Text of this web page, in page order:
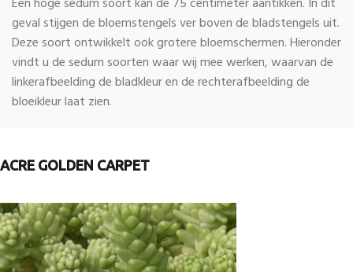
Een hoge sedum soort kan de 75 centimeter aantikken. In dit
geval stijgen de bloemstengels ver boven de bladstengels uit.
Deze soort ontwikkelt ook grotere bloemschermen. Hieronder
vindt u de sedum soorten waar wij mee werken, waarvan de
linkerafbeelding de bladkleur en de rechterafbeelding de
bloeikleur laat zien.
ACRE GOLDEN CARPET